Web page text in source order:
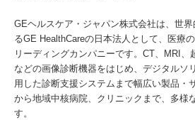
GEヘルスケア・ジャパン株式会社は、世
るGE HealthCareの日本法人として、医療
リーディングカンパニーです。CT、MRI
などの画像診断機器をはじめ、デジタルソ
用した診断支援システムまで幅広い製品・
から地域中核病院、クリニックまで、多様
す。